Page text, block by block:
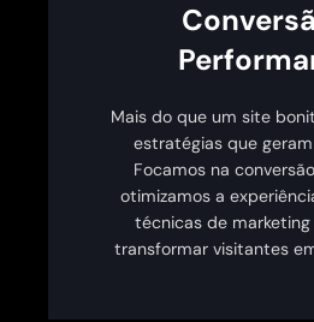
Mais do que um site
estratégias que
Focamos na
otimizamos a
técnicas de
transformar visitantes